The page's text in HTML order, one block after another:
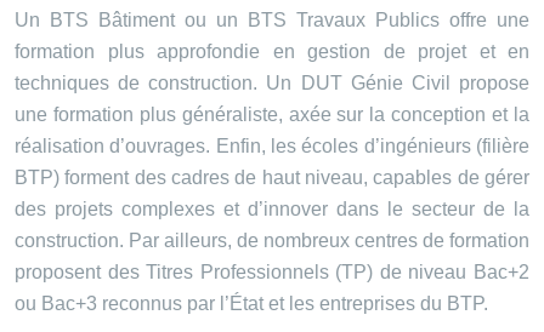
Un BTS Bâtiment ou un BTS Travaux Publics offre une
formation plus approfondie en gestion de projet et en
techniques de construction. Un DUT Génie Civil propose
une formation plus généraliste, axée sur la conception et la
réalisation d’ouvrages. Enfin, les écoles d’ingénieurs (filière
BTP) forment des cadres de haut niveau, capables de gérer
des projets complexes et d’innover dans le secteur de la
construction. Par ailleurs, de nombreux centres de formation
proposent des Titres Professionnels (TP) de niveau Bac+2
ou Bac+3 reconnus par l’État et les entreprises du BTP.